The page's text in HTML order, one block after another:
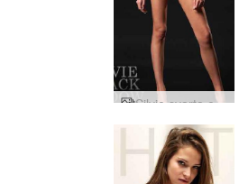
Silvie svarta ekkja